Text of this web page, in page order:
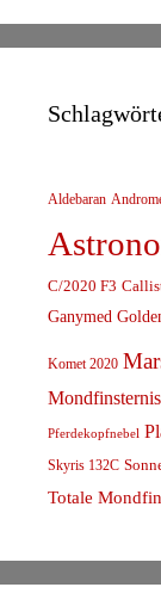
Aldebaran
C/2020 F3
Ganymed
Komet 2020
Mondfinsternis
Pferdekopfnebel
Skyris 132C
Totale